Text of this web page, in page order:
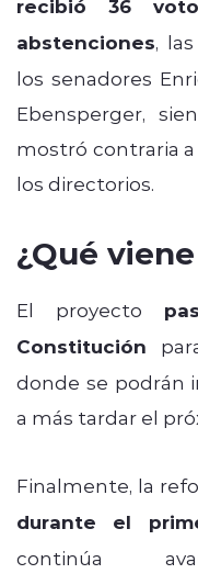
recibió 36
abstenciones,
los senadores
Ebensperger,
mostró contraria
los directorios.
¿Qué
El proyecto
Constitución
donde se podrán
a más tardar el
Finalmente, la
durante el
continúa